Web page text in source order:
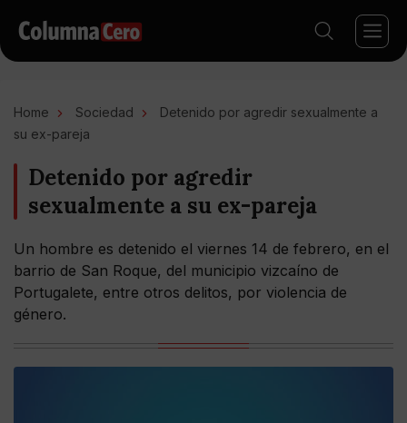
Home Sociedad
Detenido por agredir sexualmente a
su ex-pareja
Detenido por agredir
sexualmente a su ex-pareja
Un hombre es detenido el viernes 14 de febrero, en el
barrio de San Roque, del municipio vizcaíno de
Portugalete, entre otros delitos, por violencia de
género.